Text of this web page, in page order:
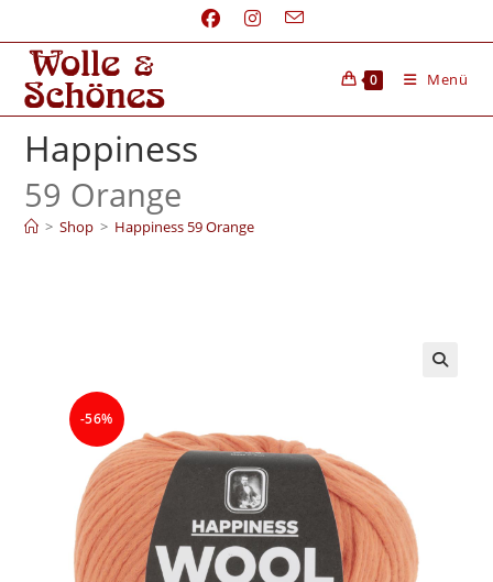
0 Menü
Happiness
59 Orange
> Shop > Happiness 59 Orange
-56%